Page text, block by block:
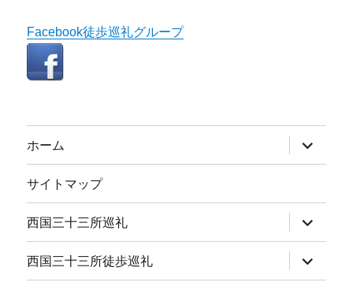
Facebook徒歩巡礼グループ
ホーム
ブ
メ
ー
を
展
開
サイトマップ
西国三十三所巡礼
ブ
メ
ニ
ュ
ー
西国三十三所徒歩巡礼
ブ
メ